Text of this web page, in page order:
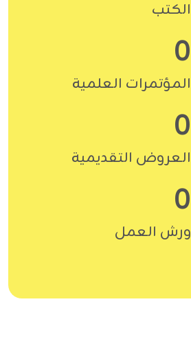
الكتب
0
المؤتمرات العلمية
0
العروض التقديمية
0
ورش العمل